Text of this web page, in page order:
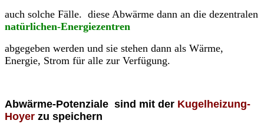
auch solche Fälle. diese Abwärme dann an die dezentralen
natürlichen-Energiezentren
abgegeben werden und sie stehen dann als Wärme,
Energie, Strom für alle zur Verfügung.
Abwärme-Potenziale sind mit der Kugelheizung-
Hoyer zu speichern